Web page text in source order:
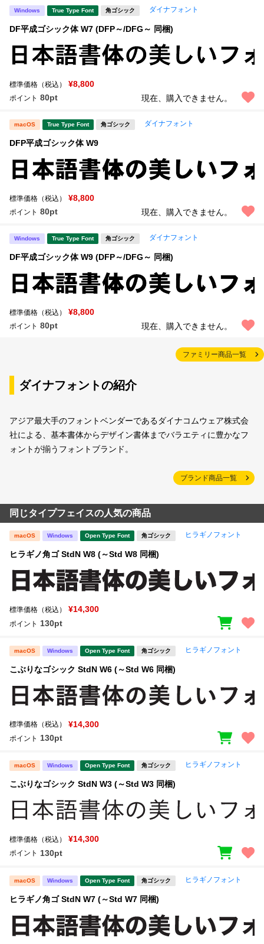
Windows True Type Font 角ゴシック ダイナフォント
DF平成ゴシック体 W7 (DFP～/DFG～ 同梱)
標準価格（税込） ¥8,800
ポイント 80pt 現在、購入できません。
macOS True Type Font 角ゴシック ダイナフォント
DFP平成ゴシック体 W9
標準価格（税込） ¥8,800
ポイント 80pt 現在、購入できません。
Windows True Type Font 角ゴシック ダイナフォント
DF平成ゴシック体 W9 (DFP～/DFG～ 同梱)
標準価格（税込） ¥8,800
ポイント 80pt 現在、購入できません。
ファミリー商品一覧
ダイナフォントの紹介
アジア最大手のフォントベンダーであるダイナコムウェア株式会
社による、基本書体からデザイン書体までバラエティに豊かなフ
ォントが揃うフォントブランド。
ブランド商品一覧
同じタイプフェイスの人気の商品
macOS Windows Open Type Font 角ゴシック ヒラギノフォント
ヒラギノ角ゴ StdN W8 (～Std W8 同梱)
標準価格（税込） ¥14,300
ポイント 130pt
macOS Windows Open Type Font 角ゴシック ヒラギノフォント
こぶりなゴシック StdN W6 (～Std W6 同梱)
標準価格（税込） ¥14,300
ポイント 130pt
macOS Windows Open Type Font 角ゴシック ヒラギノフォント
こぶりなゴシック StdN W3 (～Std W3 同梱)
標準価格（税込） ¥14,300
ポイント 130pt
macOS Windows Open Type Font 角ゴシック ヒラギノフォント
ヒラギノ角ゴ StdN W7 (～Std W7 同梱)